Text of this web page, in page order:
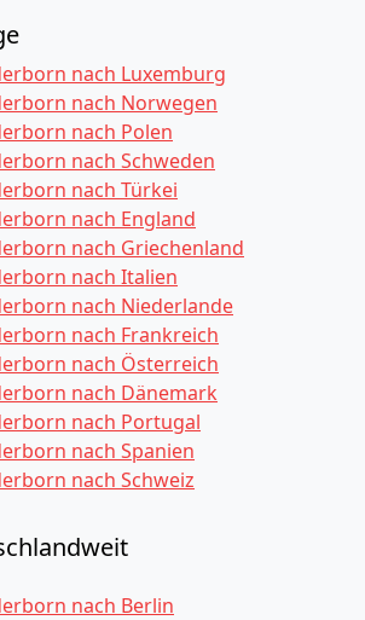
nach Luxemburg
nach Norwegen
nach Polen
nach Schweden
nach Türkei
nach England
nach Griechenland
nach Italien
nach Niederlande
nach Frankreich
nach Österreich
nach Dänemark
nach Portugal
nach Spanien
nach Schweiz
nach Berlin